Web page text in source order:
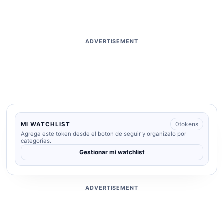
ADVERTISEMENT
MI WATCHLIST 0tokens
Agrega este token desde el boton de seguir y organizalo por
categorias.
Gestionar mi watchlist
ADVERTISEMENT